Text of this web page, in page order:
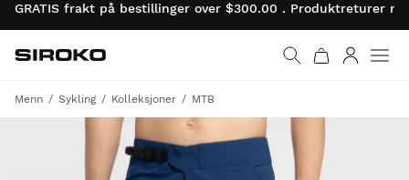
GRATIS frakt på bestillinger over $300.00 . Produktreturer
Gå til startsiden
Siroko.com
Menn Sykling Kolleksjoner MTB